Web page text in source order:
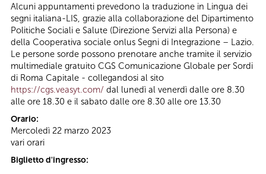
Alcuni appuntamenti prevedono la traduzione in Lingua dei
segni italiana-LIS, grazie alla collaborazione del Dipartimento
Politiche Sociali e Salute (Direzione Servizi alla Persona) e
della Cooperativa sociale onlus Segni di Integrazione – Lazio.
Le persone sorde possono prenotare anche tramite il servizio
multimediale gratuito CGS Comunicazione Globale per Sordi
di Roma Capitale - collegandosi al sito
https://cgs.veasyt.com/ dal lunedì al venerdì dalle ore 8.30
alle ore 18.30 e il sabato dalle ore 8.30 alle ore 13.30
Orario:
Mercoledì 22 marzo 2023
vari orari
Biglietto d'ingresso: